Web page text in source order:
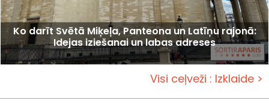
Ko darīt Svētā Miķeļa, Panteona un Latīņu rajonā:
Idejas iziešanai un labas adreses
Visi ceļveži : Izklaide >